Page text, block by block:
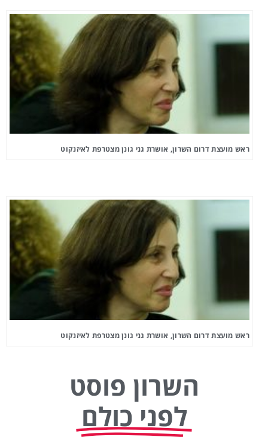
ראש מועצת דרום השרון, אושרת גני גונן מצטרפת לאיזנקוט
ראש מועצת דרום השרון, אושרת גני גונן מצטרפת לאיזנקוט
השרון פוסט
לפני כולם